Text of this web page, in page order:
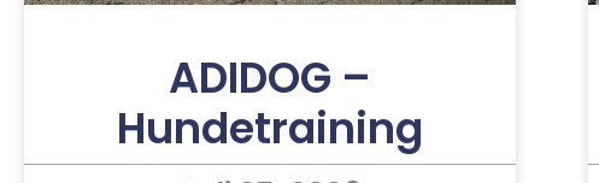
ADIDOG –
Hundetraining